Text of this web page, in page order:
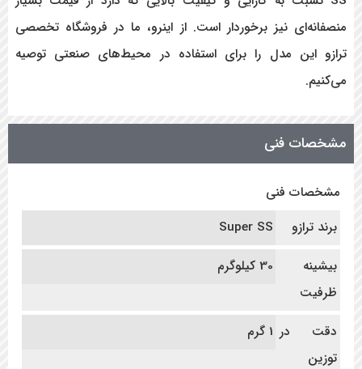
منصفانه‌ای نیز برخوردار است. از اینرو، ما در فروشگاه تخصصی
ترازو این مدل را برای استفاده در محیط‌های صنعتی توصیه
می‌کنیم.
مشخصات فنی
مشخصات فنی
برند ترازو
Super SS
بیشینه
ظرفیت
30 کیلوگرم
دقت در
توزین
1 گرم